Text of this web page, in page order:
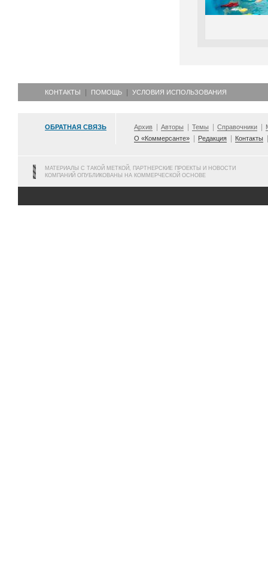
КОНТАКТЫ ПОМОЩЬ УСЛОВИЯ ИСПОЛЬЗОВАНИЯ
ОБРАТНАЯ СВЯЗЬ Архив Авторы Темы Справочники
О «Коммерсанте»
Редакция Контакты
МАТЕРИАЛЫ С ТАКОЙ МЕТКОЙ, ПАРТНЕРСКИЕ ПРОЕКТЫ И НОВОСТИ
КОМПАНИЙ ОПУБЛИКОВАНЫ НА КОММЕРЧЕСКОЙ ОСНОВЕ